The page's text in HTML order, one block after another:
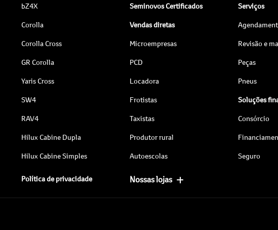
bZ4X
Corolla
Corolla Cross
GR Corolla
Yaris Cross
SW4
RAV4
Hilux Cabine Dupla
Hilux Cabine Simples
Seminovos Certificados
Vendas diretas
Microempresas
PCD
Locadora
Frotistas
Taxistas
Produtor rural
Autoescolas
Serviços
Revisão e
Peças
Pneus
Soluções
Consórcio
Seguro
Política de privacidade Nossas lojas